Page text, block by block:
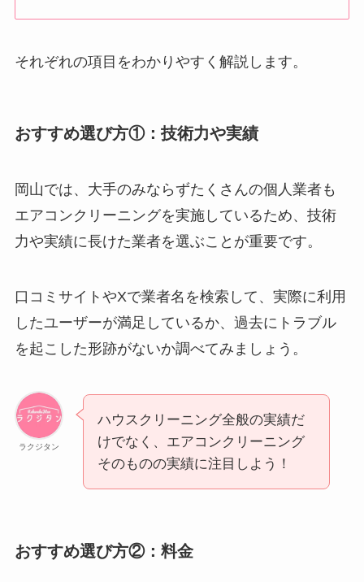
それぞれの項目をわかりやすく解説します。
おすすめ選び方①：技術力や実績
岡山では、大手のみならずたくさんの個人業者も
エアコンクリーニングを実施しているため、技術
力や実績に長けた業者を選ぶことが重要です。
口コミサイトやXで業者名を検索して、実際に利用
したユーザーが満足しているか、過去にトラブル
を起こした形跡がないか調べてみましょう。
ラクジタン
ハウスクリーニング全般の実績だ
けでなく、エアコンクリーニング
そのものの実績に注目しよう！
おすすめ選び方②：料金